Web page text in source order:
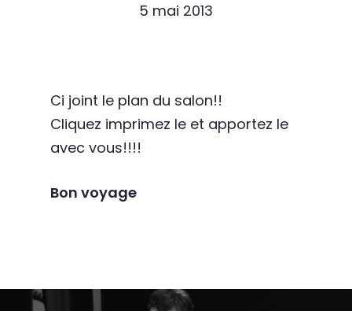
5 mai 2013
Ci joint le plan du salon!!
Cliquez imprimez le et apportez le
avec vous!!!!
Bon voyage